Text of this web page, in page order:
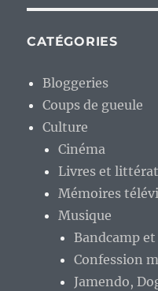
CATÉGORIES
Bloggeries
Coups de gueule
Culture
Cinéma
Livres et
Mémoires
Musique
Bandcamp
Confession
Jamendo,